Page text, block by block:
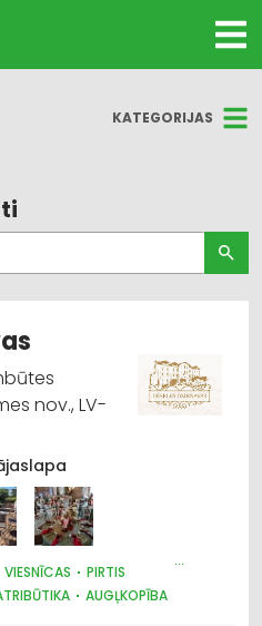
KATEGORIJAS
pārtika
pārtika
līdzekļi
nov., LV-
VIESNĪCAS
PIRTIS
AUGĻKOPĪBA